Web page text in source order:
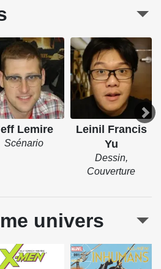
Lemire
Scénario
Leinil Francis
Yu
Dessin,
Couverture
univers